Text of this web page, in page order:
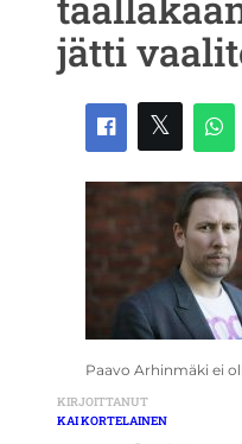
jätti
Paavo Arhinmäki ei
KIRJOITTANUT
KAI KORTELAINEN